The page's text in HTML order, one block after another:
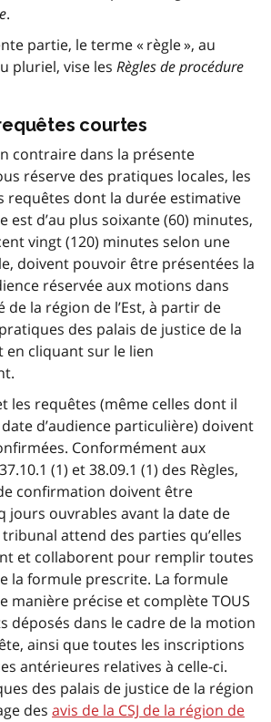
.
partie, le terme « règle », au
pluriel, vise les Règles de procédure
courtes
contraire dans la présente
réserve des pratiques locales, les
requêtes dont la durée estimative
est d’au plus soixante (60) minutes,
vingt (120) minutes selon une
doivent pouvoir être présentées la
réservée aux motions dans
de la région de l’Est, à partir de
des palais de justice de la
en cliquant sur le lien
les requêtes (même celles dont il
d’audience particulière) doivent
Conformément aux
(1) et 38.09.1 (1) des Règles,
confirmation doivent être
jours ouvrables avant la date de
tribunal attend des parties qu’elles
et collaborent pour remplir toutes
la formule prescrite. La formule
manière précise et complète TOUS
déposés dans le cadre de la motion
ainsi que toutes les inscriptions
antérieures relatives à celle-ci.
des palais de justice de la région
des avis de la CSJ de la région de